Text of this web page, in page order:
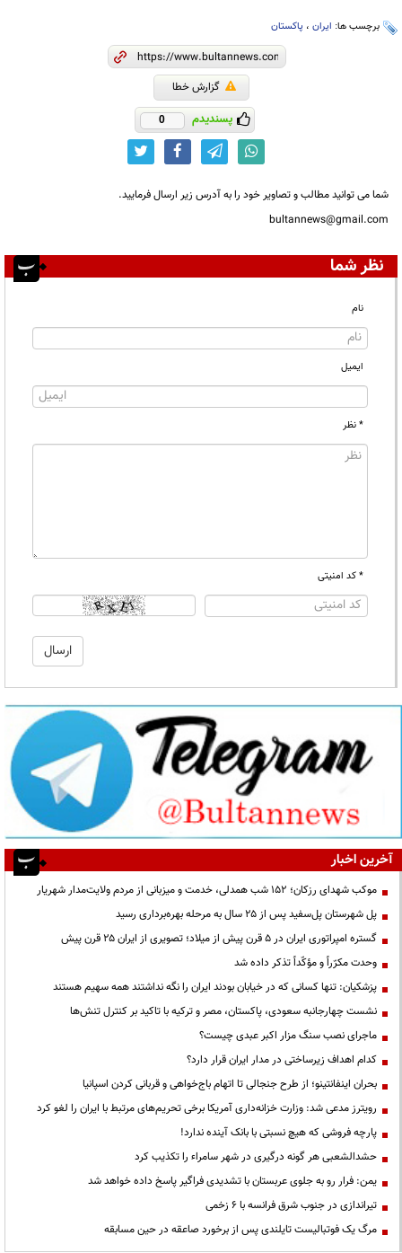
برچسب ها: ایران ، پاکستان
گزارش خطا
پسندیدم 0
شما می توانید مطالب و تصاویر خود را به آدرس زیر ارسال فرمایید.
bultannews@gmail.com
نظر شما
نام
ایمیل
* نظر
* کد امنیتی
آخرین اخبار
موکب شهدای رزکان؛ ۱۵۲ شب همدلی، خدمت و میزبانی از مردم ولایت‌مدار شهریار
پل شهرستان پل‌سفید پس از ۲۵ سال به مرحله بهره‌برداری رسید
گستره امپراتوری ایران در ۵ قرن پیش از میلاد؛ تصویری از ایران ۲۵ قرن پیش
وحدت مکرّراً و مؤکّداً تذکر داده شد
پزشکیان: تنها کسانی که در خیابان بودند ایران را نگه نداشتند همه سهیم هستند
نشست چهارجانبه سعودی، پاکستان، مصر و ترکیه با تاکید بر کنترل تنش‌ها
ماجرای نصب سنگ مزار اکبر عبدی چیست؟
کدام اهداف زیرساختی در مدار ایران قرار دارد؟
بحران اینفانتینو؛ از طرح جنجالی تا اتهام باج‌خواهی و قربانی کردن اسپانیا
رویترز مدعی شد: وزارت خزانه‌داری آمریکا برخی تحریم‌های مرتبط با ایران را لغو کرد
پارچه فروشی که هیچ نسبتی با بانک آینده ندارد!
حشدالشعبی هر گونه درگیری در شهر سامراء را تکذیب کرد
یمن: فرار رو به جلوی عربستان با تشدیدی فراگیر پاسخ داده خواهد شد
تیراندازی در جنوب شرق فرانسه با ۶ زخمی
مرگ یک فوتبالیست تایلندی پس از برخورد صاعقه در حین مسابقه